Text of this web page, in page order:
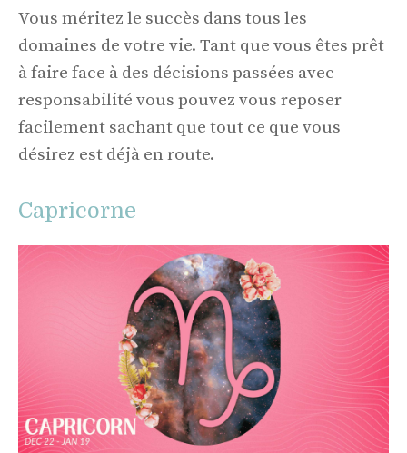
Vous méritez le succès dans tous les
domaines de votre vie. Tant que vous êtes prêt
à faire face à des décisions passées avec
responsabilité vous pouvez vous reposer
facilement sachant que tout ce que vous
désirez est déjà en route.
Capricorne